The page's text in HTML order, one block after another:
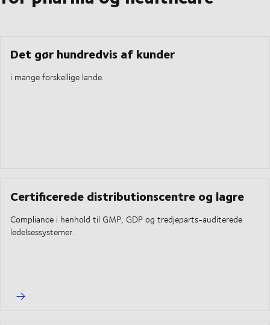
Det gør hundredvis af kunder
i mange forskellige lande.
Certificerede distributionscentre og lagre
Compliance i henhold til GMP, GDP og tredjeparts-auditerede
ledelsessystemer.